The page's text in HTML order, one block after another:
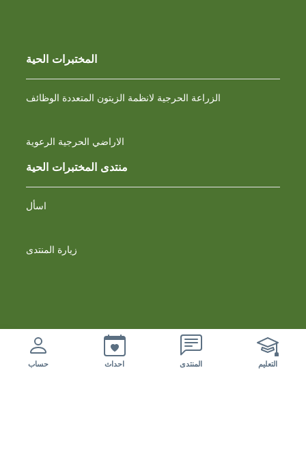
التعليم المنتدى احداثeventi da esaminare
حساب
المختبرات الحية
الزراعة الحرجية لانظمة الزيتون المتعددة الوظائف
الاراضي الحرجية الرعوية
منتدى المختبرات الحية
اسأل
زيارة المنتدى
نشرة اخبارية